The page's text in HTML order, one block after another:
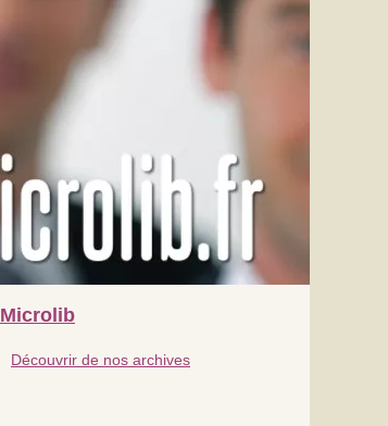
Microlib
Découvrir de nos archives